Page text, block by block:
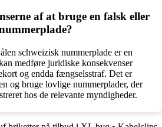
af at bruge en falsk eller
schweizisk nummerplade er en
medføre juridiske konsekvenser
og endda fængselsstraf. Det er
og bruge lovlige nummerplader, der
hos de relevante myndigheder.